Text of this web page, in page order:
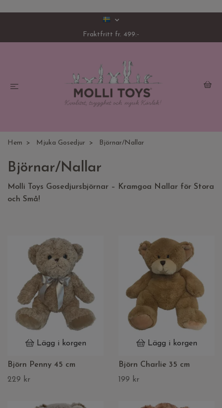
Fraktfritt fr. 499:-
Hem Mjuka Gosedjur Björnar/Nallar
Björnar/Nallar
Molli Toys Gosedjursbjörnar – Kramgoa Nallar för Stora
och Små!
Lägg i korgen
Björn Penny 45 cm
229 kr
Lägg i korgen
Björn Charlie 35 cm
199 kr